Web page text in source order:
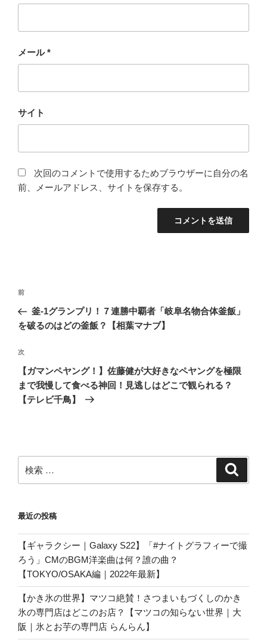
メール*
サイト
次回のコメントで使用するためブラウザーに自分の名
前、メールアドレス、サイトを保存する。
投
ナ
ゲ
ー
シ
ョ
過
去
の
稿
前
釜-1グランプリ！７連勝中覇者「岐阜名物合体釜飯」
を破るのはどの釜飯？【相葉マナブ】
次
の
投
稿
次
【ガマンペヤング！】佐藤健が大好きなペヤングを極限
まで我慢して食べる神回！見逃しはどこで観られる？
【テレビ千鳥】
索:
最近の投稿
【ギャラクシー｜Galaxy S22】「#ナイトグラフィーで撮
ろう」CMのBGM洋楽曲は何？誰の曲？
【TOKYO/OSAKA編｜2022年最新】
【かき氷の世界】マツコ絶賛！さつまいもづくしのかき
氷の専門店はどこのお店？【マツコの知らない世界｜大
阪｜氷とお芋の専門店 らんらん】